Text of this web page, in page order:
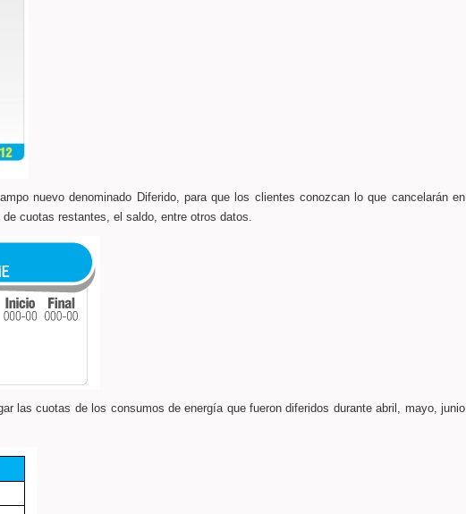
nuevo denominado Diferido, para que los clientes conozcan lo que cancelarán en
cuotas restantes, el saldo, entre otros datos.
las cuotas de los consumos de energía que fueron diferidos durante abril, mayo, junio